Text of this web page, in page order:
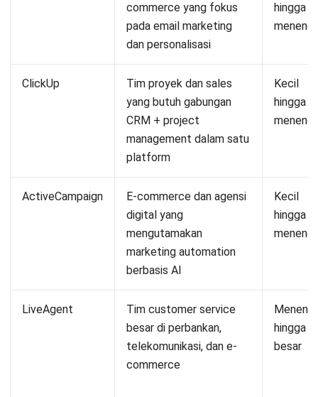
commerce yang fokus
pada email marketing
dan personalisasi
hingga
ClickUp
Tim proyek dan sales
yang butuh gabungan
CRM + project
management dalam satu
platform
Kecil
hingga
ActiveCampaign
E-commerce dan agensi
digital yang
mengutamakan
marketing automation
berbasis AI
Kecil
hingga
LiveAgent
Tim customer service
besar di perbankan,
telekomunikasi, dan e-
commerce
hingga
besar